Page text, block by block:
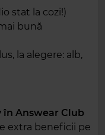
stat la cozi!)
bună
la alegere: alb,
în Answear Club
extra beneficii pe